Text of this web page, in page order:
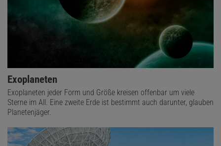
Exoplaneten
Exoplaneten jeder Form und Größe kreisen offenbar um viele
Sterne im All. Eine zweite Erde ist bestimmt auch darunter, glauben
Planetenjäger.